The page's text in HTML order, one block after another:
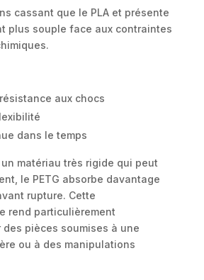
cassant que le PLA et présente
plus souple face aux contraintes
aux chocs
dans le temps
matériau très rigide qui peut
le PETG absorbe davantage
rupture. Cette
rend particulièrement
pièces soumises à une
ou à des manipulations